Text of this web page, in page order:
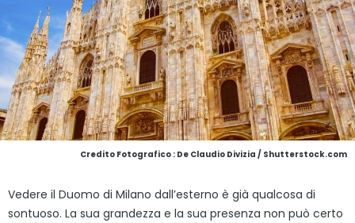
Credito Fotografico : De Claudio Divizia / Shutterstock.com
Vedere il Duomo di Milano dall’esterno è già qualcosa di
sontuoso. La sua grandezza e la sua presenza non può certo